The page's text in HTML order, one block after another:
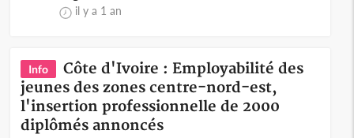
il y a 1 an
Info
Côte d'Ivoire : Employabilité des
jeunes des zones centre-nord-est,
l'insertion professionnelle de 2000
diplômés annoncés